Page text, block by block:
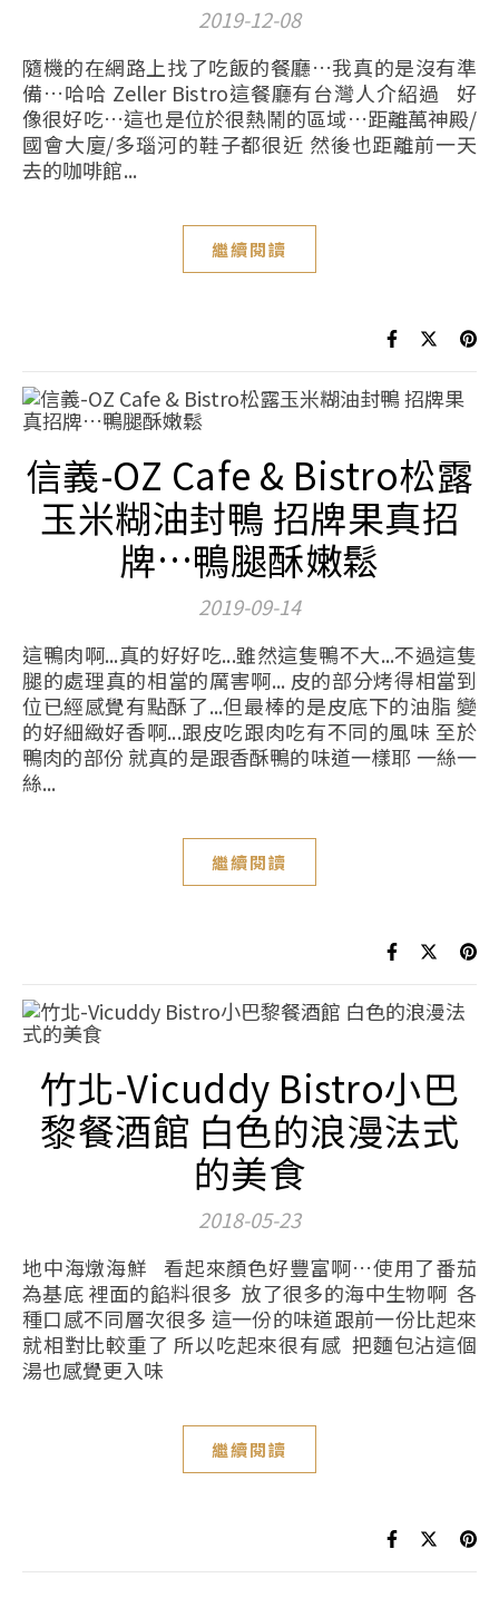
2019-12-08
隨機的在網路上找了吃飯的餐廳…我真的是沒有準
備…哈哈 Zeller Bistro這餐廳有台灣人介紹過 好
像很好吃…這也是位於很熱鬧的區域…距離萬神殿/
國會大廈/多瑙河的鞋子都很近 然後也距離前一天
去的咖啡館...
繼續閱讀
信義-OZ Cafe & Bistro松露
玉米糊油封鴨 招牌果真招
牌…鴨腿酥嫩鬆
2019-09-14
這鴨肉啊...真的好好吃...雖然這隻鴨不大...不過這隻
腿的處理真的相當的厲害啊... 皮的部分烤得相當到
位已經感覺有點酥了...但最棒的是皮底下的油脂 變
的好細緻好香啊...跟皮吃跟肉吃有不同的風味 至於
鴨肉的部份 就真的是跟香酥鴨的味道一樣耶 一絲一
絲...
繼續閱讀
竹北-Vicuddy Bistro小巴
黎餐酒館 白色的浪漫法式
的美食
2018-05-23
地中海燉海鮮 看起來顏色好豐富啊…使用了番茄
為基底 裡面的餡料很多 放了很多的海中生物啊 各
種口感不同層次很多 這一份的味道跟前一份比起來
就相對比較重了 所以吃起來很有感 把麵包沾這個
湯也感覺更入味
繼續閱讀